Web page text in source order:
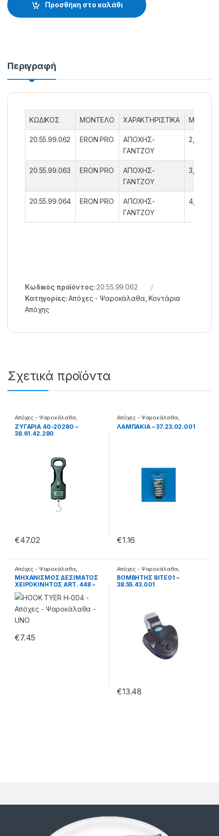
Προσθήκη στο καλάθι
Περιγραφή
ΚΩΔΙΚΟΣ ΜΟΝΤΕΛΟ ΧΑΡΑΚΤΗΡΙΣΤΙΚΑ ΜΗΚΟΣ
20.55.99.062 ERON PRO
ΑΠΟΧΗΣ-
ΓΑΝΤΖΟΥ
2,00m
20.55.99.063 ERON PRO
ΑΠΟΧΗΣ-
ΓΑΝΤΖΟΥ
3,00m
20.55.99.064 ERON PRO
ΑΠΟΧΗΣ-
ΓΑΝΤΖΟΥ
4,00m
Κωδικός προϊόντος: 20.55.99.062
Κατηγορίες:Απόχες - Ψαροκάλαθα ,Κοντάρια
Απόχης
Σχετικά προϊόντα
Απόχες - Ψαροκάλαθα,
Ζυγαριές
ΖΥΓΑΡΙΑ 40-20280 –
38.61.42.280
€47.02
Απόχες - Ψαροκάλαθα,
Λαμπάκια
ΛΑΜΠΑΚΙΑ – 37.23.02.001
€1.16
Απόχες - Ψαροκάλαθα
Μηχανισμοί δεσίματος
ΜΗΧΑΝΙΣΜΟΣ ΔΕΣΙΜΑΤΟΣ
ΧΕΙΡΟΚΙΝΗΤΟΣ ART. 448 –
38.04.13.981
€7.45
Απόχες - Ψαροκάλαθα
Βομβητές
ΒΟΜΒΗΤΗΣ BITE01 –
38.55.43.001
€13.48